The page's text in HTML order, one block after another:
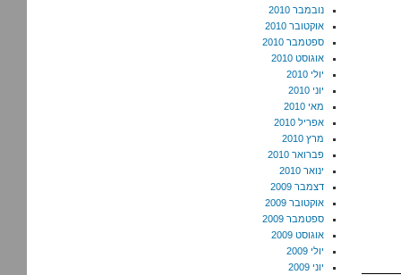
נובמבר 2010
אוקטובר 2010
ספטמבר 2010
אוגוסט 2010
יולי 2010
יוני 2010
מאי 2010
אפריל 2010
מרץ 2010
פברואר 2010
ינואר 2010
דצמבר 2009
אוקטובר 2009
ספטמבר 2009
אוגוסט 2009
יולי 2009
יוני 2009